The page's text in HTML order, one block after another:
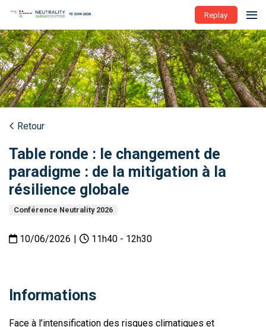
Replay
Retour
Table ronde : le changement de
paradigme : de la mitigation à la
résilience globale
Conférence Neutrality 2026
10/06/2026 | 11h40 - 12h30
Informations
Face à l’intensification des risques climatiques et